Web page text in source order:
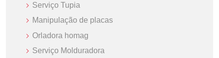
Serviço Tupia
Manipulação de placas
Orladora homag
Serviço Molduradora